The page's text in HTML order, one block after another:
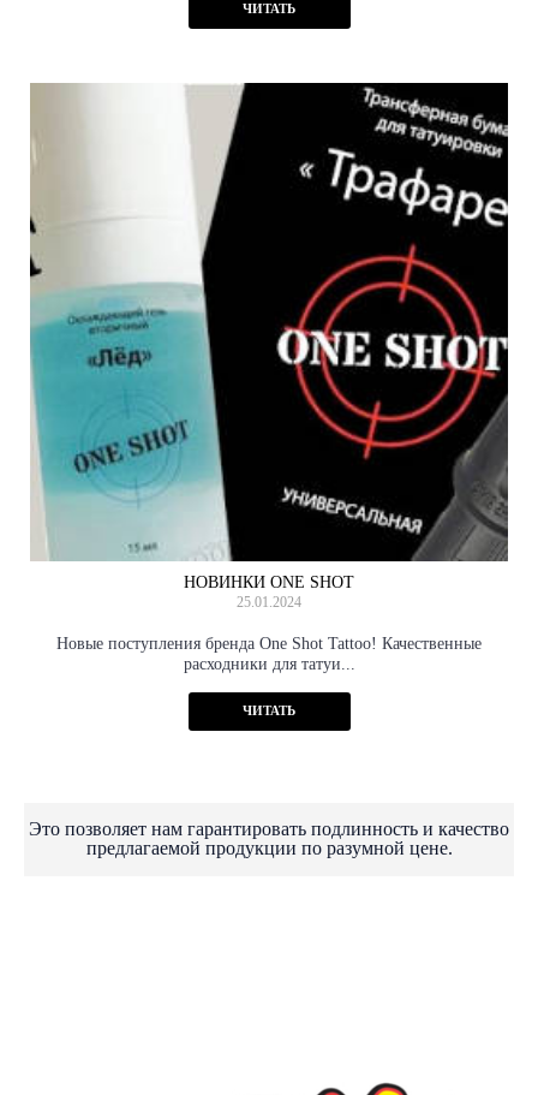
ЧИТАТЬ
НОВИНКИ ONE SHOT
25.01.2024
Новые поступления бренда One Shot Tattoo! Качественные
расходники для татуи...
ЧИТАТЬ
Это позволяет нам гарантировать подлинность и качество
предлагаемой продукции по разумной цене.